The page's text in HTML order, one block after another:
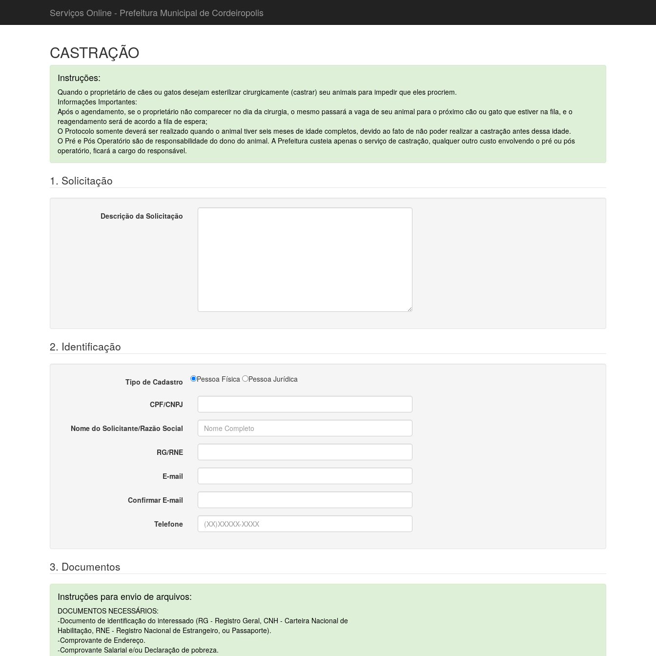
Serviços Online - Prefeitura Municipal de Cordeiropolis
CASTRAÇÃO
Instruções:
Quando o proprietário de cães ou gatos desejam esterilizar cirurgicamente (castrar) seu animais para impedir que eles procriem.
Informações Importantes:
Após o agendamento, se o proprietário não comparecer no dia da cirurgia, o mesmo passará a vaga de seu animal para o próximo cão ou gato que estiver na fila, e o
reagendamento será de acordo a fila de espera;
O Protocolo somente deverá ser realizado quando o animal tiver seis meses de idade completos, devido ao fato de não poder realizar a castração antes dessa idade.
O Pré e Pós Operatório são de responsabilidade do dono do animal. A Prefeitura custeia apenas o serviço de castração, qualquer outro custo envolvendo o pré ou pós
operatório, ficará a cargo do responsável.
1. Solicitação
Descrição da Solicitação
2. Identificação
Tipo de Cadastro Pessoa Física Pessoa Jurídica
CPF/CNPJ
Nome do Solicitante/Razão Social
RG/RNE
E-mail
Confirmar E-mail
Telefone
3. Documentos
Instruções para envio de arquivos:
DOCUMENTOS NECESSÁRIOS:
-Documento de identificação do interessado (RG - Registro Geral, CNH - Carteira Nacional de
Habilitação, RNE - Registro Nacional de Estrangeiro, ou Passaporte).
-Comprovante de Endereço.
-Comprovante Salarial e/ou Declaração de pobreza.